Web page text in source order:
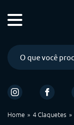
Home 4 Claquetes